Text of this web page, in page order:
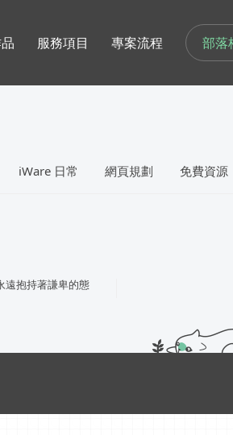
部落
iWare 日常 網頁規劃 免費資源
遠抱持著謙卑的態